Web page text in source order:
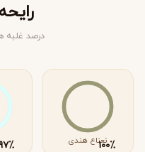
درصد غلبه
٪100
نعناع هندی ٪